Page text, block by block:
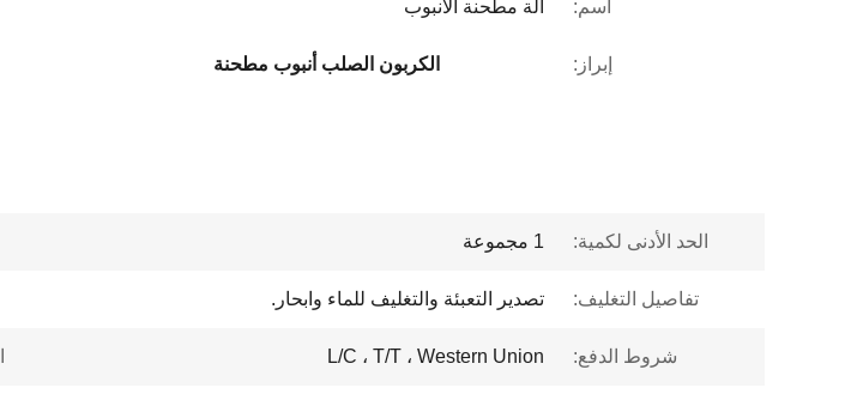
اسم: آلة مطحنة الأنبوب
إبراز: الكربون الصلب أنبوب مطحنة
الحد الأدنى لكمية: 1 مجموعة
تفاصيل التغليف: تصدير التعبئة والتغليف للماء وابحار.
شروط الدفع: L/C ، T/T ، Western Union